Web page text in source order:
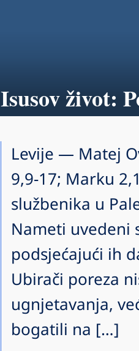
Isusov život:
Levije — Matej
9,9-17; Marku
službenika u
Nameti uvedeni
podsjećajući ih
Ubirači poreza
ugnjetavanja,
bogatili na […]